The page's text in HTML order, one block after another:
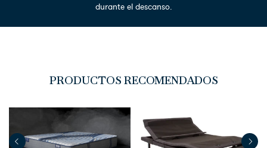
durante el descanso.
PRODUCTOS RECOMENDADOS